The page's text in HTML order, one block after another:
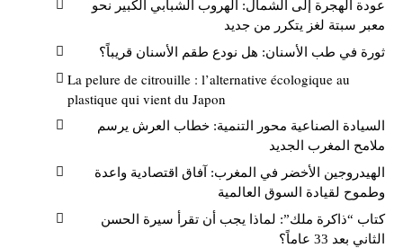
عودة الهجرة إلى الشمال: الهروب الشبابي الكبير نحو
معبر سبتة لغز يتكرر من جديد
ثورة في طب الأسنان: هل نودع طقم الأسنان قريباً؟
La pelure de citrouille : l’alternative écologique au
plastique qui vient du Japon
السيادة الصناعية محور التنمية: خطاب العرش يرسم
ملامح المغرب الجديد
الهيدروجين الأخضر في المغرب: آفاق اقتصادية واعدة
وطموح لقيادة السوق العالمية
كتاب “ذاكرة ملك”: لماذا يجب أن تقرأ سيرة الحسن
الثاني بعد 33 عاماً؟